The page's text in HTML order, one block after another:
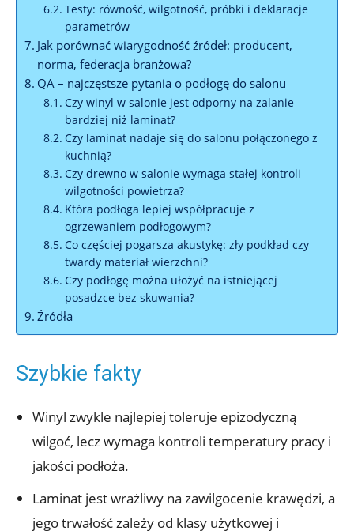
Testy: równość, wilgotność, próbki i deklaracje
parametrów
Jak porównać wiarygodność źródeł: producent,
norma, federacja branżowa?
QA – najczęstsze pytania o podłogę do salonu
Czy winyl w salonie jest odporny na zalanie
bardziej niż laminat?
Czy laminat nadaje się do salonu połączonego z
kuchnią?
Czy drewno w salonie wymaga stałej kontroli
wilgotności powietrza?
Która podłoga lepiej współpracuje z
ogrzewaniem podłogowym?
Co częściej pogarsza akustykę: zły podkład czy
twardy materiał wierzchni?
Czy podłogę można ułożyć na istniejącej
posadzce bez skuwania?
Źródła
Szybkie fakty
Winyl zwykle najlepiej toleruje epizodyczną
wilgoć, lecz wymaga kontroli temperatury pracy i
jakości podłoża.
Laminat jest wrażliwy na zawilgocenie krawędzi, a
jego trwałość zależy od klasy użytkowej i